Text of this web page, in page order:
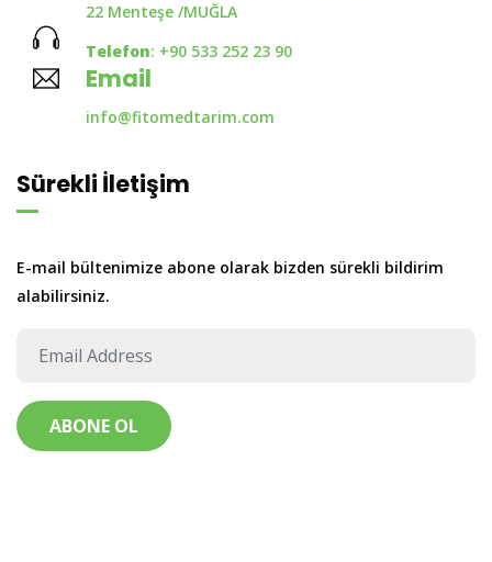
22 Menteşe /MUĞLA
Telefon: +90 533 252 23 90
Email
info@fitomedtarim.com
Sürekli İletişim
E-mail bültenimize abone olarak bizden sürekli bildirim
alabilirsiniz.